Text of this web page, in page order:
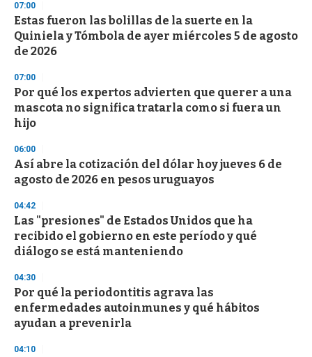
d
s
o
f
3
s
e
c
o
n
s
07:00
Estas fueron las bolillas de la suerte en la
Quiniela y Tómbola de ayer miércoles 5 de agosto
de 2026
07:00
Por qué los expertos advierten que querer a una
mascota no significa tratarla como si fuera un
hijo
06:00
Así abre la cotización del dólar hoy jueves 6 de
agosto de 2026 en pesos uruguayos
04:42
Las "presiones" de Estados Unidos que ha
recibido el gobierno en este período y qué
diálogo se está manteniendo
04:30
Por qué la periodontitis agrava las
enfermedades autoinmunes y qué hábitos
ayudan a prevenirla
04:10